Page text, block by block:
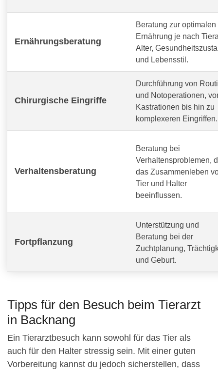
Ernährungsberatung
Beratung zur optimalen
Ernährung je nach
Alter,
und Lebensstil.
Chirurgische Eingriffe
Durchführung von
und Notoperationen,
Kastrationen bis hin zu
komplexeren Eingriffen.
Verhaltensberatung
Beratung bei
Verhaltensproblemen,
das Zusammenleben
Tier und Halter
beeinflussen.
Fortpflanzung
Unterstützung und
Beratung bei der
Zuchtplanung,
und Geburt.
Tipps für den Besuch beim Tierarzt
in Backnang
Ein Tierarztbesuch kann sowohl für das Tier als
auch für den Halter stressig sein. Mit einer guten
Vorbereitung kannst du jedoch sicherstellen, dass